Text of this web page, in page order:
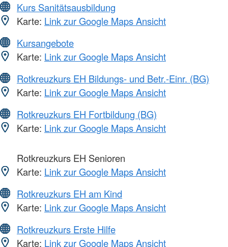
Kurs Sanitätsausbildung
Karte: Link zur Google Maps Ansicht
Kursangebote
Karte: Link zur Google Maps Ansicht
Rotkreuzkurs EH Bildungs- und Betr.-Einr. (BG)
Karte: Link zur Google Maps Ansicht
Rotkreuzkurs EH Fortbildung (BG)
Karte: Link zur Google Maps Ansicht
Rotkreuzkurs EH Senioren
Karte: Link zur Google Maps Ansicht
Rotkreuzkurs EH am Kind
Karte: Link zur Google Maps Ansicht
Rotkreuzkurs Erste Hilfe
Karte: Link zur Google Maps Ansicht